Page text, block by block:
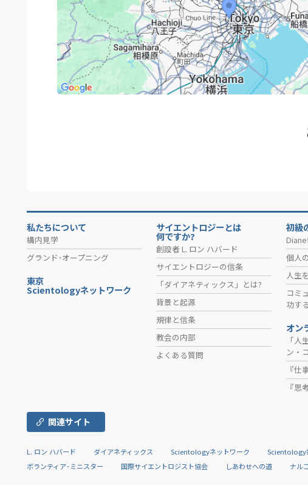
私たちについて
構内見学
グランド･オープニング
東京
Scientologyネットワーク
サイエントロジーとは
何ですか?
創設者 L. ロン ハバード
サイエントロジーの信条
「ダイアネティックス」とは?
背景と起源
規律と信条
教会の内部
よくある質問
初級
個人
人生
コミ
功す
オン
「人
ン・
『仕
『思
関連サイト
L. ロン ハバード ダイアネティックス Scientologyネットワーク Scientology
ボランティア･ミニスター
国際サイエントロジスト協会 しあわせへの道 ナル